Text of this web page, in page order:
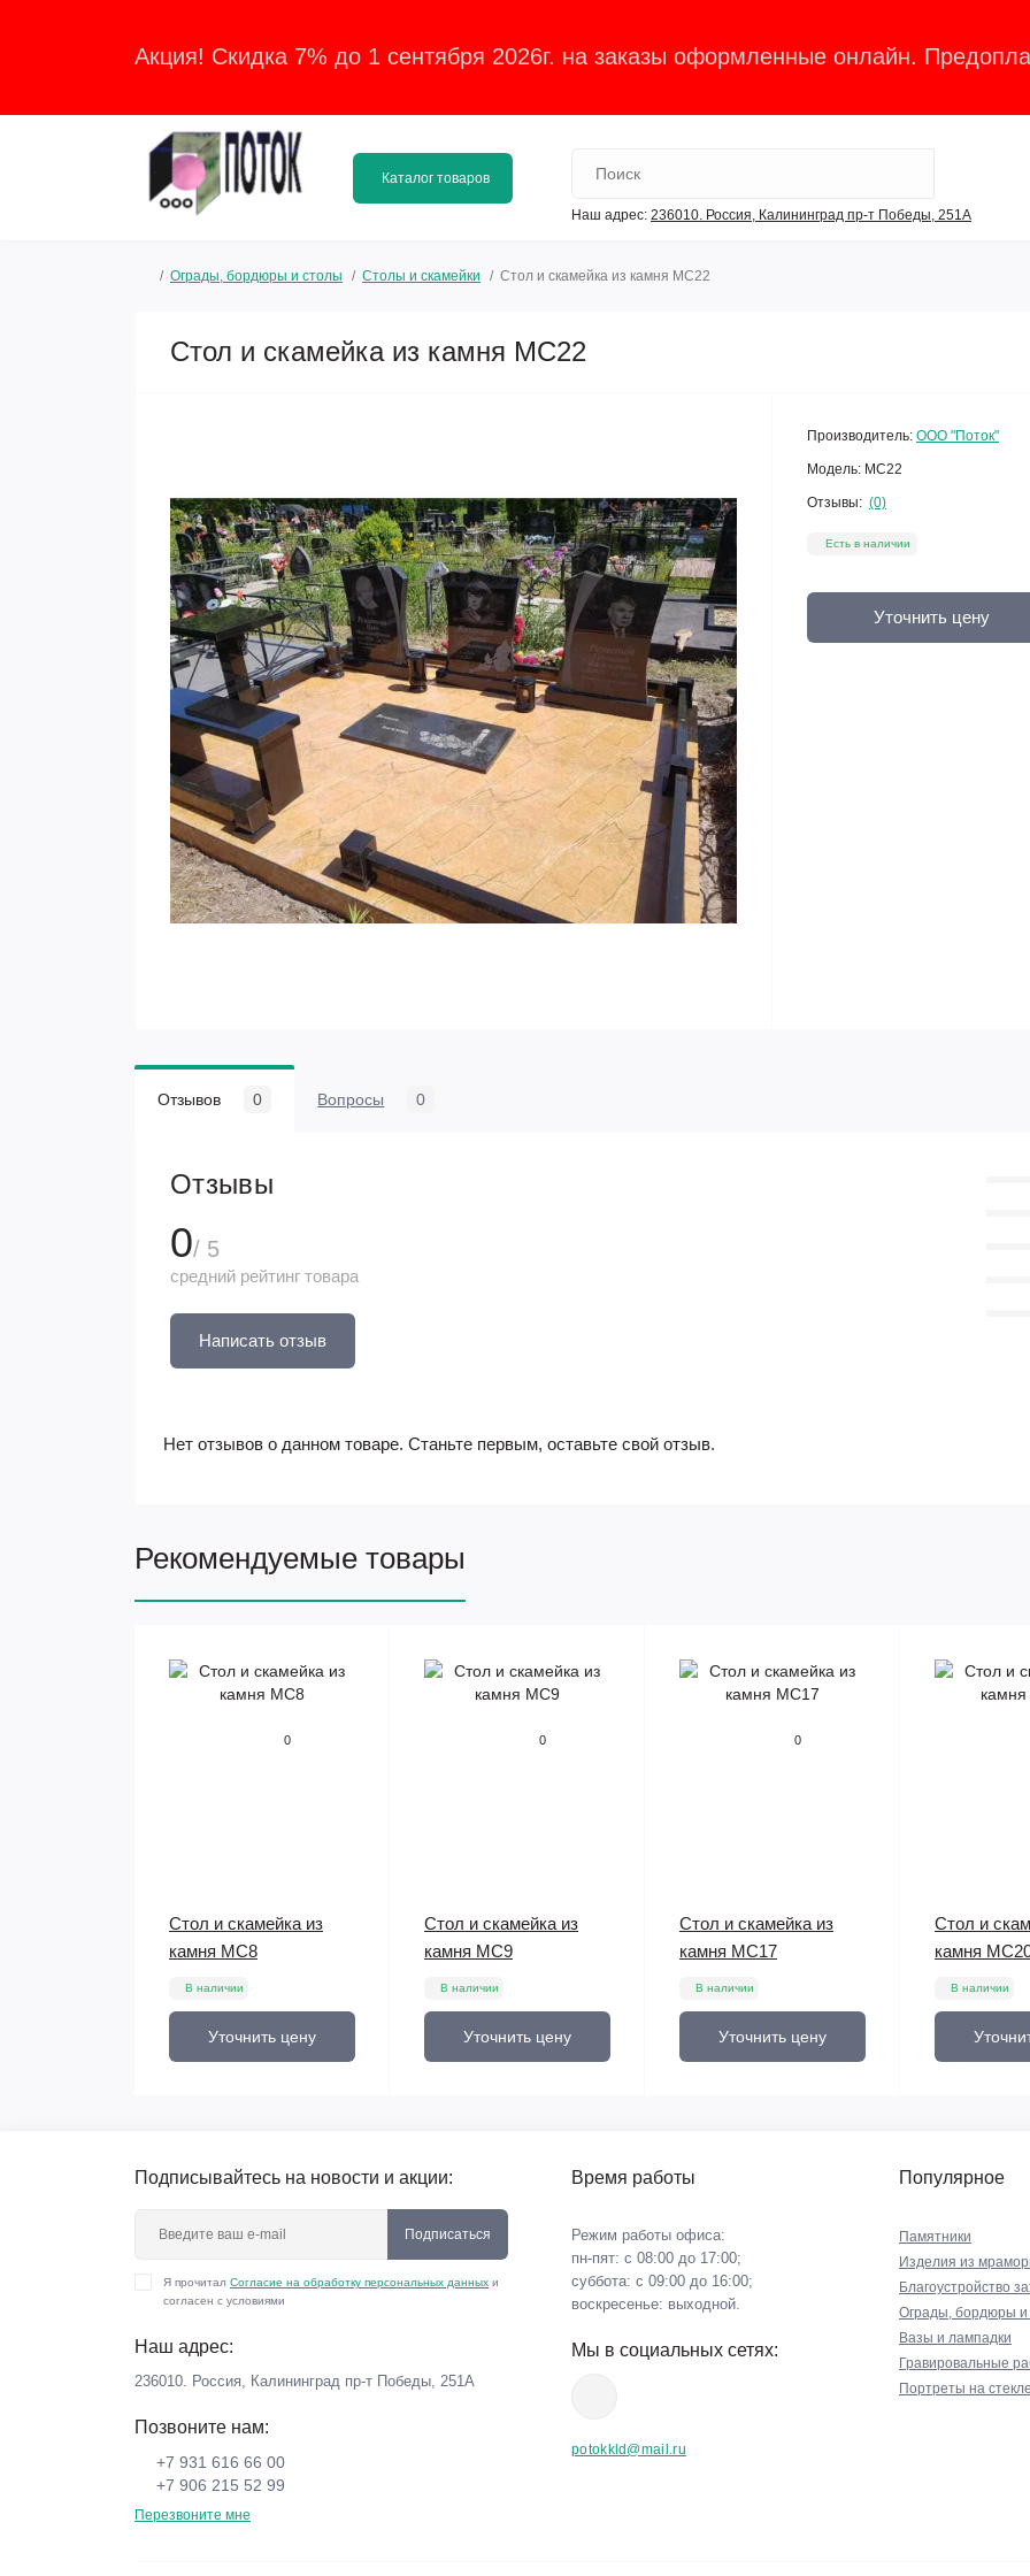
Акция! Скидка 7% до 1 сентября 2026г. на заказы оформленные онлайн.
Каталог товаров
Наш адрес: 236010. Россия, Калининград пр-т Победы, 251А
Ограды, бордюры и столы Столы и скамейки Стол и скамейка из камня МС22
Стол и скамейка из камня МС22
Производитель: ООО "Поток"
Модель: МС22
Отзывы: (0)
Есть в наличии
Уточнить цену
Отзывов 0 Вопросы 0
Отзывы
0/ 5
средний рейтинг товара
Написать отзыв
Нет отзывов о данном товаре. Станьте первым, оставьте свой отзыв.
Рекомендуемые товары
0
Стол и скамейка из
камня МС8
В наличии
Уточнить цену
0
Стол и скамейка из
камня МС9
В наличии
Уточнить цену
0
Стол и скамейка из
камня МС17
В наличии
Уточнить цену
Стол и
камня
В наличии
Подписывайтесь на новости и акции:
Подписаться
Я прочитал Согласие на обработку персональных данных и
согласен с условиями
Наш адрес:
236010. Россия, Калининград пр-т Победы, 251А
Позвоните нам:
+7 931 616 66 00
+7 906 215 52 99
Перезвоните мне
Время работы
Режим работы офиса:
пн-пят: с 08:00 до 17:00;
суббота: с 09:00 до 16:00;
воскресенье: выходной.
Мы в социальных сетях:
potokkld@mail.ru
Популярное
Памятники
Изделия из
Благоустройство
Ограды, бордюры и
Вазы и лампадки
Гравировальные
Портреты на